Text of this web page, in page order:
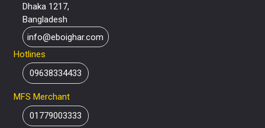
Dhaka 1217,
Bangladesh
info@eboighar.com
Hotlines
09638334433
MFS Merchant
01779003333